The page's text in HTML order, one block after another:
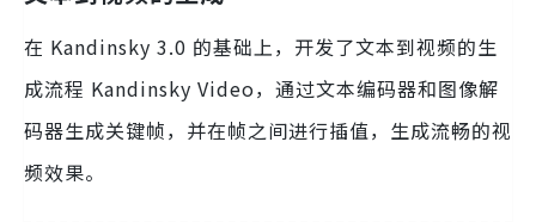
在 Kandinsky 3.0 的基础上，开发了文本到视频的生
成流程 Kandinsky Video，通过文本编码器和图像解
码器生成关键帧，并在帧之间进行插值，生成流畅的视
频效果。